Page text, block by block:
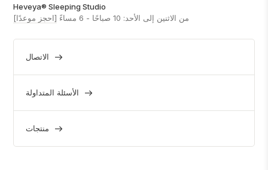
Heveya® Sleeping Studio
من الاثنين إلى الأحد: 10 صباحًا - 6 مساءً
[احجز موعدًا]
الاتصال
الأسئلة المتداولة
منتجات